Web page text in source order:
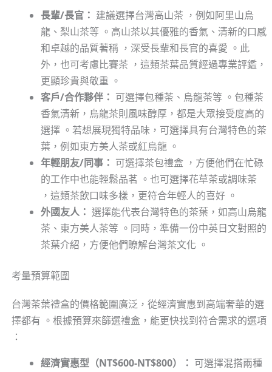
長輩/長官： 建議選擇台灣高山茶 ，例如阿里山烏
龍、梨山茶等 。高山茶以其優雅的香氣、清新的口感
和卓越的品質著稱 ，深受長輩和長官的喜愛 。此
外，也可考慮比賽茶 ，這類茶葉品質經過專業評鑑，
更顯珍貴與敬重 。
客戶/合作夥伴： 可選擇包種茶、烏龍茶等 。包種茶
香氣清新，烏龍茶則風味醇厚，都是大眾接受度高的
選擇 。若想展現獨特品味，可選擇具有台灣特色的茶
葉，例如東方美人茶或紅烏龍 。
年輕朋友/同事： 可選擇茶包禮盒 ，方便他們在忙碌
的工作中也能輕鬆品茗 。也可選擇花草茶或調味茶
，這類茶飲口味多樣，更符合年輕人的喜好 。
外國友人： 選擇能代表台灣特色的茶葉，如高山烏龍
茶、東方美人茶等 。同時，準備一份中英日文對照的
茶葉介紹，方便他們瞭解台灣茶文化 。
考量預算範圍
台灣茶葉禮盒的價格範圍廣泛，從經濟實惠到高端奢華的選
擇都有 。根據預算來篩選禮盒，能更快找到符合需求的選項
：
經濟實惠型（NT$600-NT$800）： 可選擇混搭兩種